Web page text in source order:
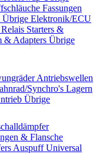
Fassungen
Übrige Elektronik/ECU
Starters &
& Adapters Übrige
Antriebswellen
Synchro's Lagern
Übrige
& Flansche
Auspuff Universal